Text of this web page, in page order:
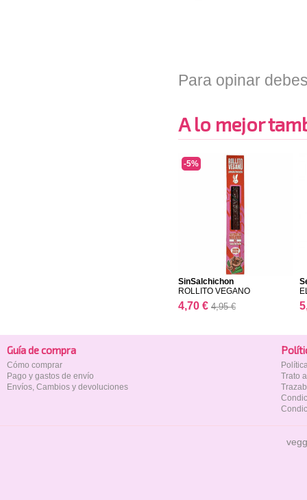
Para opinar
A lo mejor
SinSalchichon
ROLLITO VEGANO
4,70 € 4,95 €
-5%
Guía de compra
Cómo comprar
Pago y gastos de envío
Envíos, Cambios y devoluciones
Trato